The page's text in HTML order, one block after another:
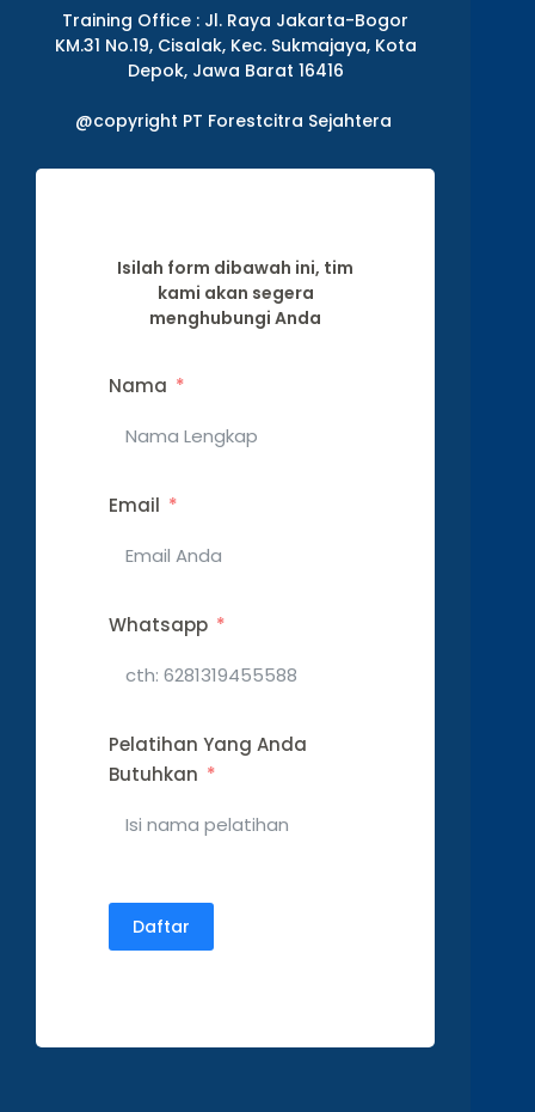
Training Office : Jl. Raya Jakarta-Bogor
KM.31 No.19, Cisalak, Kec. Sukmajaya, Kota
Depok, Jawa Barat 16416
@copyright PT Forestcitra Sejahtera
Isilah form dibawah ini, tim
kami akan segera
menghubungi Anda
Nama
Email
Whatsapp
Pelatihan Yang Anda
Butuhkan
Daftar